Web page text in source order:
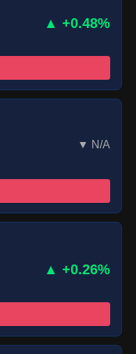
▲ +0.48%
▼ N/A
▲ +0.26%